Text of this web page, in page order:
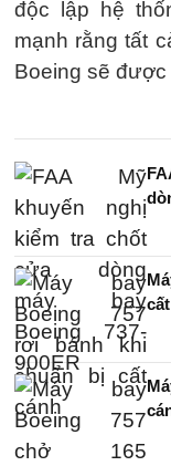
độc lập hệ
mạnh rằng tất
Boeing sẽ